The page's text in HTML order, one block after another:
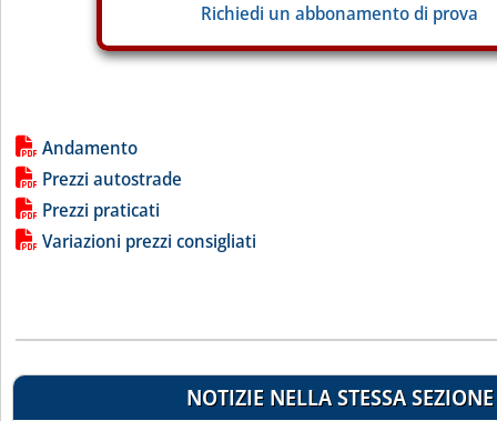
Richiedi un abbonamento di prova
Lista allegati PDF alla notizia
Andamento
Prezzi autostrade
Prezzi praticati
Variazioni prezzi consigliati
NOTIZIE NELLA STESSA SEZIONE